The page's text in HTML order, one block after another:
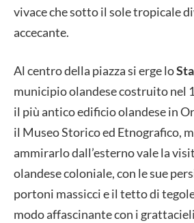
vivace che sotto il sole tropicale
accecante.
Al centro della piazza si erge lo
municipio olandese costruito nel
il più antico edificio olandese in
il Museo Storico ed Etnografico,
ammirarlo dall’esterno vale la
olandese coloniale, con le sue
portoni massicci e il tetto di
modo affascinante con i